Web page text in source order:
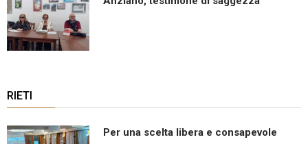
RIETI
Per una scelta libera e consapevole